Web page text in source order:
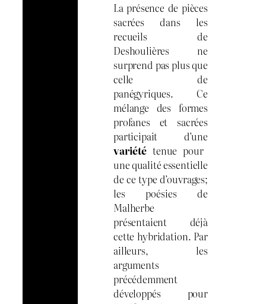
La présence de pièces
sacrées dans les
recueils de
Deshoulières ne
surprend pas plus que
celle de
panégyriques. Ce
mélange des formes
profanes et sacrées
participait d’une
variététenue pour
une qualité essentielle
de ce type d’ouvrages;
les poésies de
Malherbe
présentaient déjà
cette hybridation. Par
ailleurs, les
arguments
précédemment
développés pour